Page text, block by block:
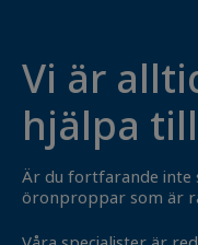
Vi är
hjälpa till
Är du fortfarande inte
öronproppar som är